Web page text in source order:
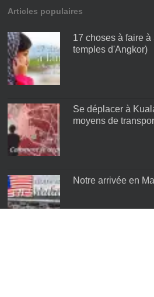
Articles populaires
17 choses à faire
temples d'Angkor)
Se déplacer à
moyens de
Notre arrivée en